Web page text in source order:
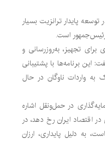
پایدار ترانزیت بسیار
است.
برای تجهیز، به‌روزرسانی و
این برنامه‌ها با پشتیبانی
ناوگان در حال
در حمل‌ونقل اشاره
اقتصاد ایران رخ دهد، در
به دلیل پایداری، ارزان